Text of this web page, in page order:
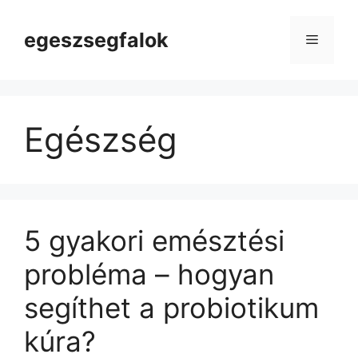
tartalomba
egeszsegfalok Menü
Egészség
5 gyakori emésztési
probléma – hogyan
segíthet a probiotikum
kúra?